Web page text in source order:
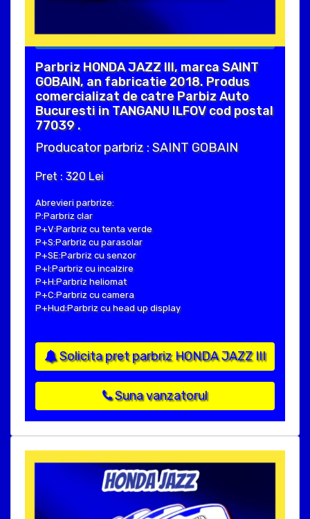
Parbriz HONDA JAZZ III, marca SAINT
GOBAIN, an fabricatie 2018. Produs
comercializat de catre Parbiz Auto
Bucuresti in TANGANU ILFOV cod postal
77039 .
Producator parbriz : SAINT GOBAIN
Pret : 320 Lei
Abrevieri parbrize:
P:Parbriz clar
P+V:Parbriz cu tenta verde
P+S:Parbriz cu parasolar
P+SE:Parbriz cu senzor
P+I:Parbriz cu incalzire
P+H:Parbriz heliomat
P+C:Parbriz cu camera
P+Hud:Parbriz cu head up display
Solicita pret parbriz HONDA JAZZ III
Suna vanzatorul